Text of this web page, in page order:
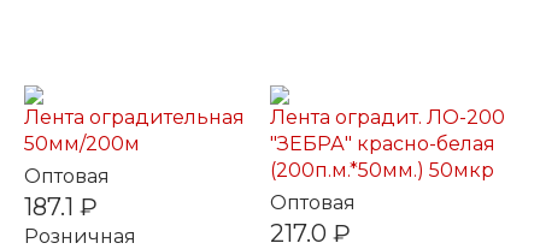
Лента оградительная
50мм/200м
Оптовая
187.1 ₽
Розничная
Лента оградит. ЛО-200
"ЗЕБРА" красно-белая
(200п.м.*50мм.) 50мкр
Оптовая
217.0 ₽